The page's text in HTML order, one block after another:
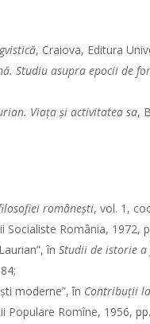
, Craiova, Editura
Studiu asupra epocii de
Viaţa şi activitatea sa,
româneşti, vol. 1,
România, 1972,
înStudii de istorie
moderne”, în Contribuţii
Populare Romîne, 1956,